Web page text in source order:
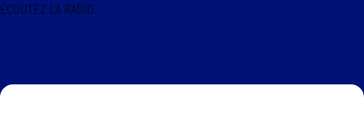
ÉCOUTEZ LA RADIO